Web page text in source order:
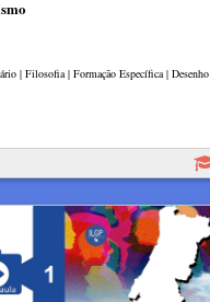
| Filosofia | Formação Específica | Desenho